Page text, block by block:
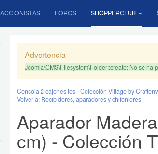
ACCIONISTAS FOROS SHOPPERCLUB
Advertencia
Joomla\CMS\Filesystem\Folder::create: No se ha
Consola 2 cajones ios - Colección Village by
Volver a: Recibidores, aparadores y chifonieres
Aparador
cm) - Colección